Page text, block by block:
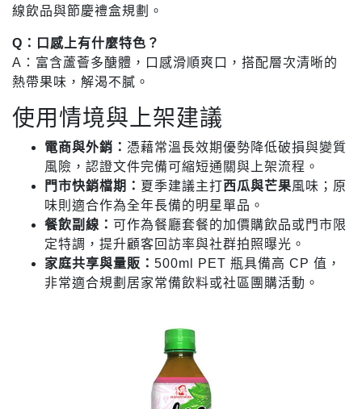
線飲品與節慶禮盒規劃。
Q：口感上有什麼特色？
A：富含蘆薈多醣體，口感滑順爽口，搭配層次清晰的
熱帶果味，解渴不膩。
使用情境與上架建議
電商與外銷： 憑藉常溫長效期優勢降低破損與變質
風險，認證文件完備可縮短通關與上架流程。
門市快銷檔期： 夏季建議主打西瓜與芒果風味；原
味則適合作為全年長備的明星單品。
餐飲副線： 可作為餐廳套餐的加價購飲品或門市限
定特調，提升顧客回訪率與社群拍照曝光。
家庭共享與量販： 500ml PET 瓶具備高 CP 值，
非常適合規劃居家常備飲料或社區團購活動。